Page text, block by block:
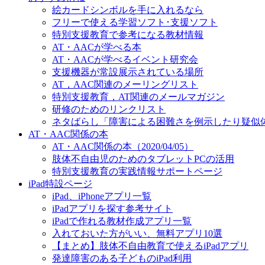
絵カードシンボルを手に入れるなら
フリーで使える学習ソフト･支援ソフト
特別支援教育で参考になる教材情報
AT・AACが学べる本
AT・AACが学べるイベント研究会
支援機器が常設展示されている場所
AT，AAC関連のメーリングリスト
特別支援教育，AT関連のメールマガジン
研修のためのリンクリスト
ネタばらし「障害による困難さを例示したり疑似
AT・AAC関係の本
AT・AAC関係の本（2020/04/05）
肢体不自由児のためのタブレットPCの活用
特別支援教育の実践情報サポートページ
iPad特設ページ
iPad、iPhoneアプリ一覧
iPadアプリを探す参考サイト
iPadで作れる教材作成アプリ一覧
入れておいた方がいい、無料アプリ10選
【まとめ】肢体不自由教育で使えるiPadアプリ
発達障害のある子どものiPad利用